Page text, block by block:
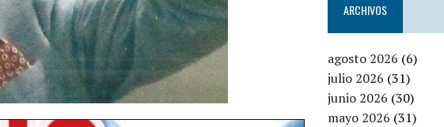
ARCHIVOS
agosto 2026 (6)
julio 2026 (31)
junio 2026 (30)
mayo 2026 (31)